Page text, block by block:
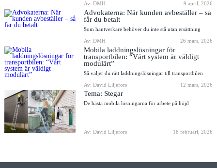
Av: DMH
9 april, 2026
Advokaterna: När kunden avbeställer – så
får du betalt
Som hantverkare behöver du inte stå utan ersättning
Av: DMH
26 mars, 2026
Mobila laddningslösningar för
transportbilen: “Vårt system är väldigt
modulärt”
Så väljer du rätt laddningslösningar till transportbilen
Av: David Liljefors
12 mars, 2026
Tema: Stegar
De bästa mobila lösningarna för arbete på höjd
Av: David Liljefors 18 februari, 2026